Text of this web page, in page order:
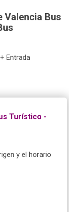
Valencia Bus
Entrada
Turístico -
y el horario